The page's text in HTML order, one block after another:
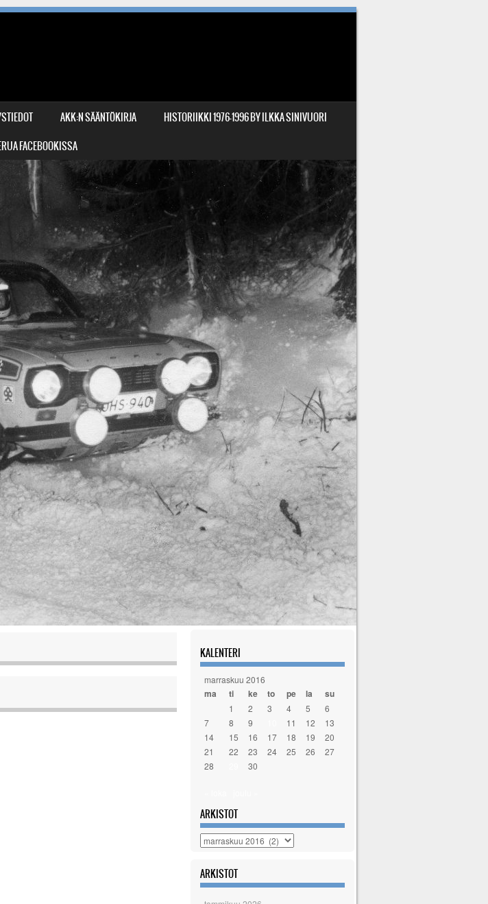
AKK:N SÄÄNTÖKIRJA
HISTORIIKKI 1976-1996 BY ILKKA SINIVUORI
FACEBOOKISSA
KALENTERI
marraskuu 2016
ma ti ke to pe la su
1 2 3 4 5
6
7
8 9 11 12
13
14
15 16 17 18 19
20
21
22 23 24 25 26
27
28
30
ARKISTOT
Arkistot
ARKISTOT